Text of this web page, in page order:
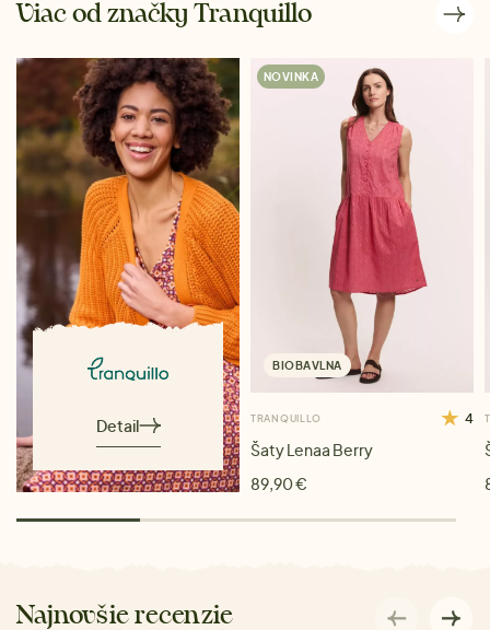
Viac od značky Tranquillo
Detail
NOVINKA
BIOBAVLNA
TRANQUILLO 4
Šaty Lenaa Berry
89,90 €
Najnovšie recenzie